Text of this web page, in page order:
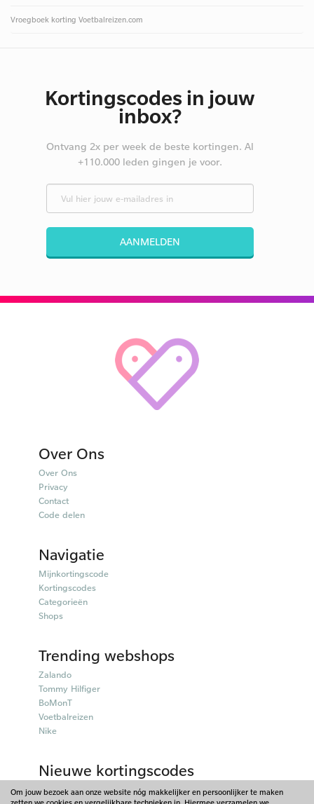
Vroegboek korting Voetbalreizen.com
Kortingscodes in jouw
inbox?
Ontvang 2x per week de beste kortingen. Al
+110.000 leden gingen je voor.
AANMELDEN
Over Ons
Over Ons
Privacy
Contact
Code delen
Navigatie
Mijnkortingscode
Kortingscodes
Categorieën
Shops
Trending webshops
Zalando
Tommy Hilfiger
BoMonT
Voetbalreizen
Nike
Nieuwe kortingscodes
50plusmobiel kortingscodes
Om jouw bezoek aan onze website nóg makkelijker en persoonlijker te maken